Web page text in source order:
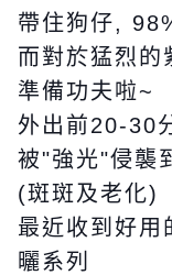
帶住狗仔,
而對於猛烈
準備功夫啦~
外出前20-30
被"強光"侵襲
(斑斑及老化)
最近收到好用
曬系列